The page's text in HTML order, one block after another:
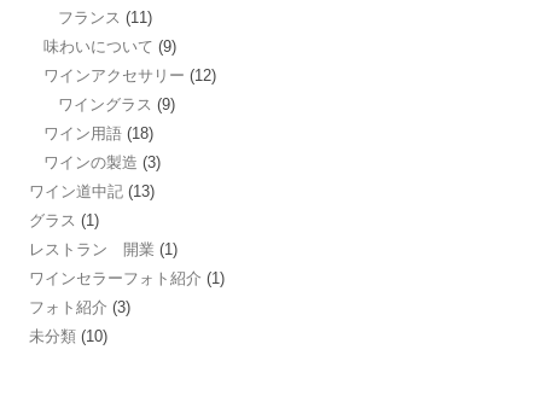
フランス (11)
味わいについて (9)
ワインアクセサリー (12)
ワイングラス (9)
ワイン用語 (18)
ワインの製造 (3)
ワイン道中記 (13)
グラス (1)
レストラン 開業 (1)
ワインセラーフォト紹介 (1)
フォト紹介 (3)
未分類 (10)